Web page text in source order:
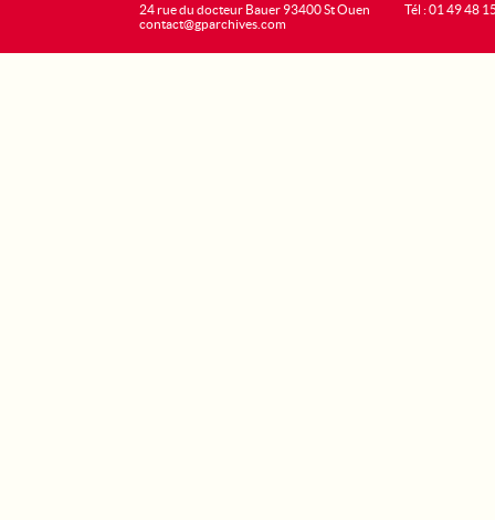
24 rue du docteur Bauer 93400 St Ouen
contact@gparchives.com
Tél : 01 49 48